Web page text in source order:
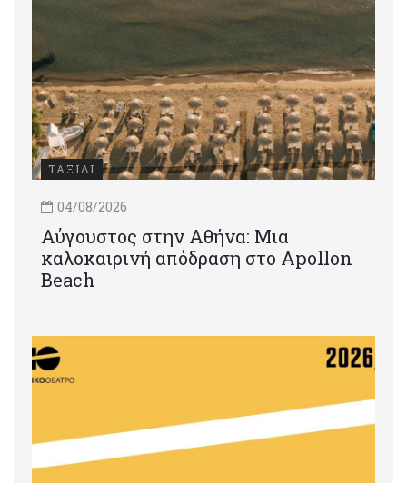
ΤΑΞΙΔΙ
04/08/2026
Αύγουστος στην Αθήνα: Μια
καλοκαιρινή απόδραση στο Apollon
Beach